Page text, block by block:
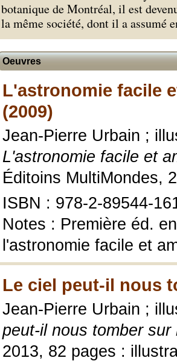
botanique de Montréal, il est
la même société, dont il a assumé
Oeuvres
L'astronomie facile
(2009)
Jean-Pierre Urbain ;
L'astronomie facile et
Éditoins MultiMondes,
ISBN : 978-2-89544-
Notes : Première éd.
l'astronomie facile et
Le ciel peut-il nous
Jean-Pierre Urbain ;
peut-il nous tomber sur
2013, 82 pages :